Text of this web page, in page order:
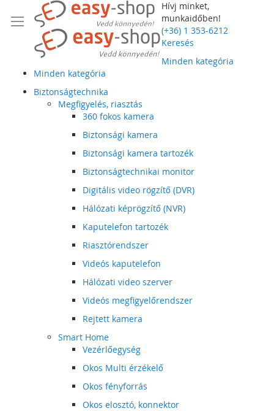
Hívj minket,
munkaidőben!
(+36) 1 353-6212
Keresés
Minden kategória
Minden kategória
Biztonságtechnika
Megfigyelés, riasztás
360 fokos kamera
Biztonsági kamera
Biztonsági kamera tartozék
Biztonságtechnikai monitor
Digitális video rögzítő (DVR)
Hálózati képrögzítő (NVR)
Kaputelefon tartozék
Riasztórendszer
Videós kaputelefon
Hálózati video szerver
Videós megfigyelőrendszer
Rejtett kamera
Smart Home
Vezérlőegység
Okos Multi érzékelő
Okos fényforrás
Okos elosztó, konnektor